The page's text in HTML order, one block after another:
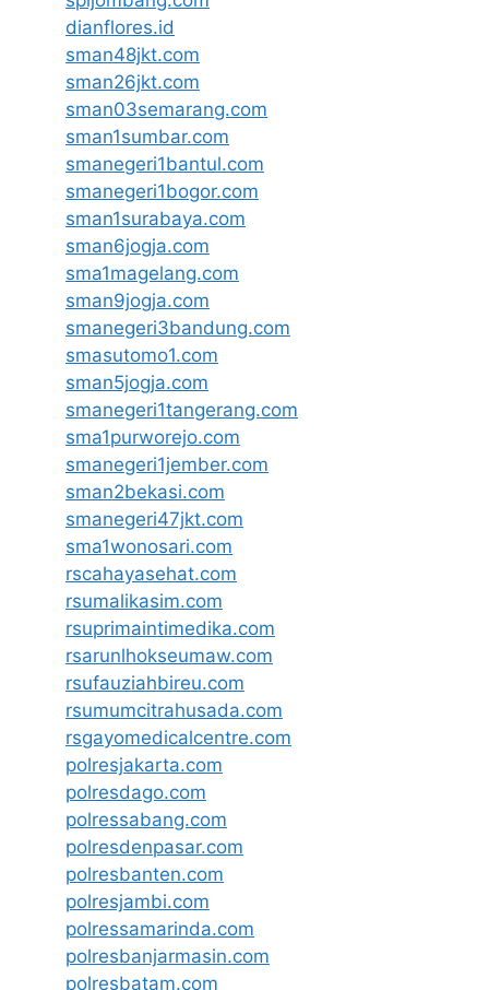
dianflores.id
sman48jkt.com
sman26jkt.com
sman03semarang.com
sman1sumbar.com
smanegeri1bantul.com
smanegeri1bogor.com
sman1surabaya.com
sman6jogja.com
sma1magelang.com
sman9jogja.com
smanegeri3bandung.com
smasutomo1.com
sman5jogja.com
smanegeri1tangerang.com
sma1purworejo.com
smanegeri1jember.com
sman2bekasi.com
smanegeri47jkt.com
sma1wonosari.com
rscahayasehat.com
rsumalikasim.com
rsuprimaintimedika.com
rsarunlhokseumaw.com
rsufauziahbireu.com
rsumumcitrahusada.com
rsgayomedicalcentre.com
polresjakarta.com
polresdago.com
polressabang.com
polresdenpasar.com
polresbanten.com
polresjambi.com
polressamarinda.com
polresbanjarmasin.com
polresbatam.com